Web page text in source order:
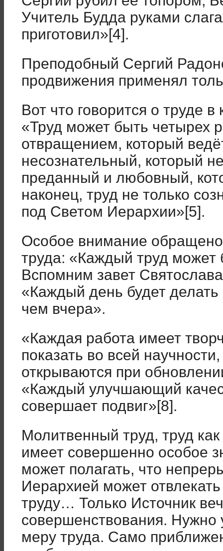
Учитель Будда руками
приготовил»[4].
Преподобный Сергий
продвижения применял
Вот что говорится о труде
«Труд может быть четырех
отвращением, который
несознательный, который
преданный и любовный,
наконец, труд не только
под Светом Иерархии»[5].
Особое внимание
труда: «Каждый труд
Вспомним завет
«Каждый день будет
чем вчера».
«Каждая работа имеет
показать во всей
открываются при
«Каждый улучшающий
совершает подвиг»[8].
Молитвенный труд, труд
имеет совершенно особое
может полагать, что
Иерархией может
труду… Только Источник
совершенствования. Нужно
меру труда. Само